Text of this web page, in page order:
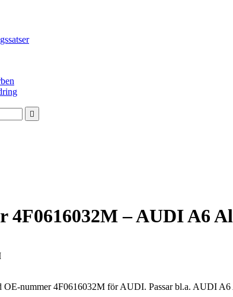

4F0616032M – AUDI A6
OE-nummer 4F0616032M för AUDI. Passar bl.a. AUDI